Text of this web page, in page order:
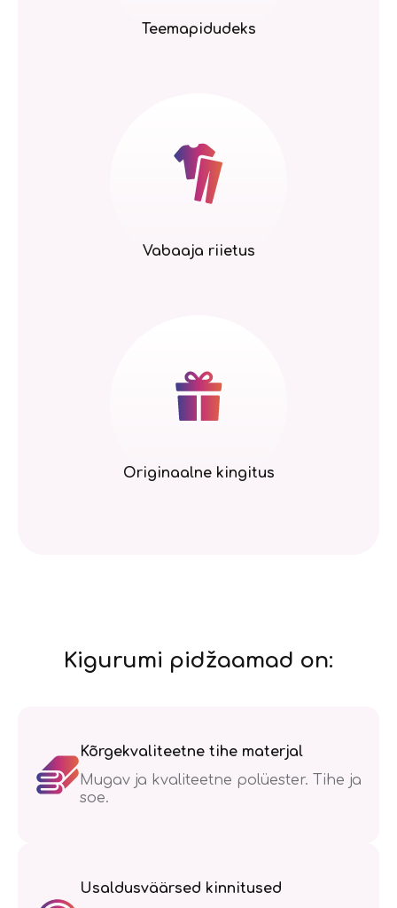
Teemapidudeks
Vabaaja riietus
Originaalne kingitus
Kigurumi pidžaamad on:
Kõrgekvaliteetne tihe materjal
Mugav ja kvaliteetne polüester. Tihe ja
soe.
Usaldusväärsed kinnitused